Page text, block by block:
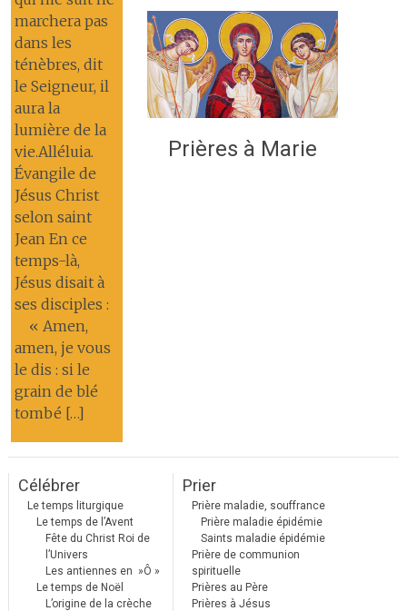
marchera pas
dans les
ténèbres, dit
le Seigneur, il
aura la
lumière de la
vie.Alléluia.
Évangile de
Jésus Christ
selon saint
Jean En ce
temps-là,
Jésus disait à
ses disciples :
« Amen,
amen, je vous
le dis : si le
grain de blé
tombé […]
Prières à Marie
Célébrer
Le temps liturgique
Le temps de l’Avent
Fête du Christ Roi de
l’Univers
Les antiennes en »Ô »
Le temps de Noël
L’origine de la crèche
Prier
Prière maladie, souffrance
Prière maladie épidémie
Saints maladie épidémie
Prière de communion
spirituelle
Prières au Père
Prières à Jésus